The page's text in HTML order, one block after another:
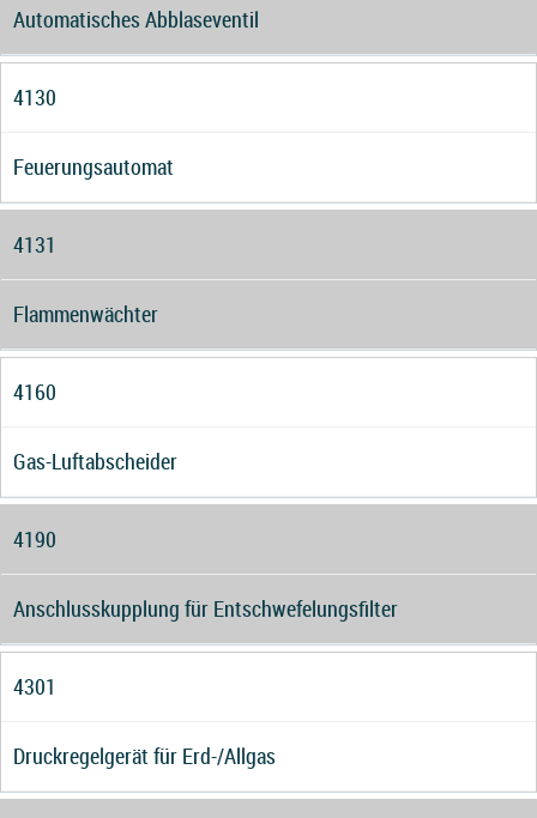
Automatisches Abblaseventil
4130
Feuerungsautomat
4131
Flammenwächter
4160
Gas-Luftabscheider
4190
Anschlusskupplung für Entschwefelungsfilter
4301
Druckregelgerät für Erd-/Allgas